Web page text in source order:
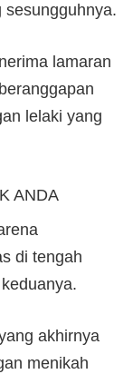
sesungguhnya.
lamaran
lelaki yang
ANDA
di tengah
akhirnya
menikah